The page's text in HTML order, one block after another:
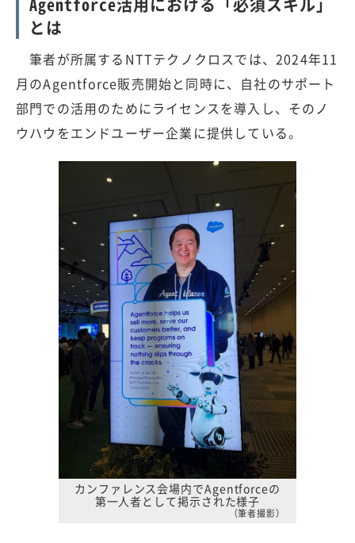
とは
筆者が所属するNTTテクノクロスでは、2024年11
月のAgentforce販売開始と同時に、自社のサポート
部門での活用のためにライセンスを導入し、そのノ
ウハウをエンドユーザー企業に提供している。
カンファレンス会場内でAgentforceの
第一人者として掲示された様子
（筆者撮影）